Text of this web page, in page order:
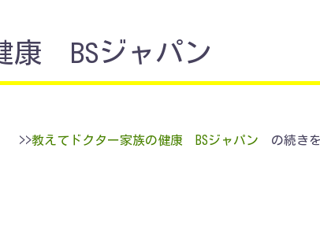
康 BSジャパン
>>教えてドクター家族の健康 BSジャパン の続き